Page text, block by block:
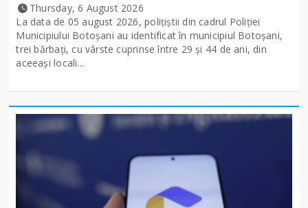
Thursday, 6 August 2026
La data de 05 august 2026, polițiștii din cadrul Poliției
Municipiului Botoșani au identificat în municipiul Botoșani,
trei bărbați, cu vârste cuprinse între 29 și 44 de ani, din
aceeași locali...